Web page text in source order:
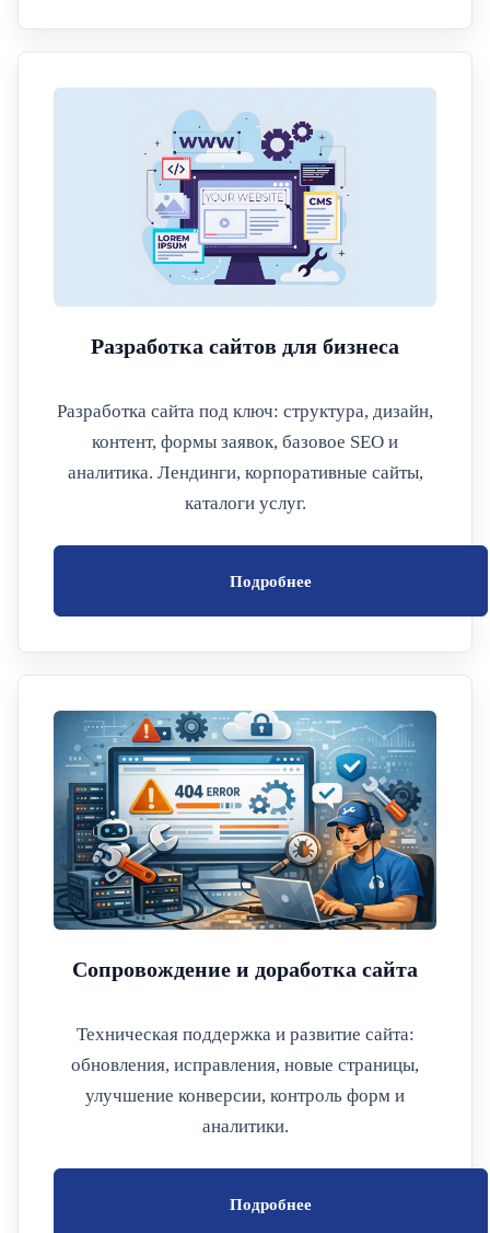
Разработка сайтов для бизнеса
Разработка сайта под ключ: структура, дизайн,
контент, формы заявок, базовое SEO и
аналитика. Лендинги, корпоративные сайты,
каталоги услуг.
Подробнее
Сопровождение и доработка сайта
Техническая поддержка и развитие сайта:
обновления, исправления, новые страницы,
улучшение конверсии, контроль форм и
аналитики.
Подробнее